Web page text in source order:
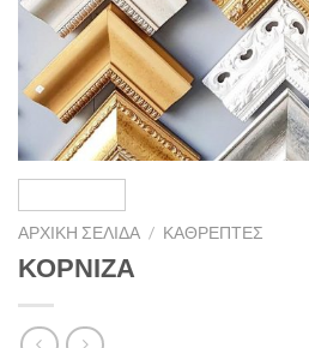
ΑΡΧΙΚΉ ΣΕΛΊΔΑ / ΚΑΘΡΈΠΤΕΣ
ΚΟΡΝΙΖΑ